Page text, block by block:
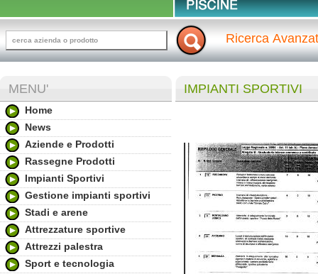
Ricerca
MENU'
Home
News
Aziende e Prodotti
Rassegne Prodotti
Impianti Sportivi
Gestione impianti sportivi
Stadi e arene
Attrezzature sportive
Attrezzi palestra
Sport e tecnologia
IMPIANTI SPORTIVI